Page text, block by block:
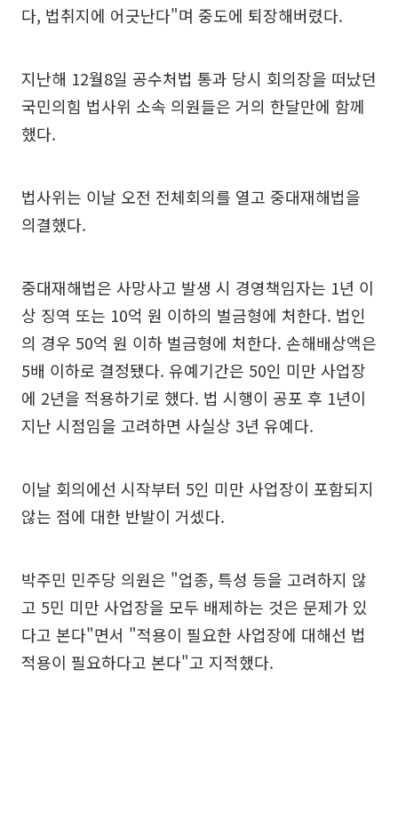
다, 법취지에 어긋난다"며 중도에 퇴장해버렸다.
지난해 12월8일 공수처법 통과 당시 회의장을 떠났던
국민의힘 법사위 소속 의원들은 거의 한달만에 함께
했다.
법사위는 이날 오전 전체회의를 열고 중대재해법을
의결했다.
중대재해법은 사망사고 발생 시 경영책임자는 1년 이
상 징역 또는 10억 원 이하의 벌금형에 처한다. 법인
의 경우 50억 원 이하 벌금형에 처한다. 손해배상액은
5배 이하로 결정됐다. 유예기간은 50인 미만 사업장
에 2년을 적용하기로 했다. 법 시행이 공포 후 1년이
지난 시점임을 고려하면 사실상 3년 유예다.
이날 회의에선 시작부터 5인 미만 사업장이 포함되지
않는 점에 대한 반발이 거셌다.
박주민 민주당 의원은 "업종, 특성 등을 고려하지 않
고 5민 미만 사업장을 모두 배제하는 것은 문제가 있
다고 본다"면서 "적용이 필요한 사업장에 대해선 법
적용이 필요하다고 본다"고 지적했다.